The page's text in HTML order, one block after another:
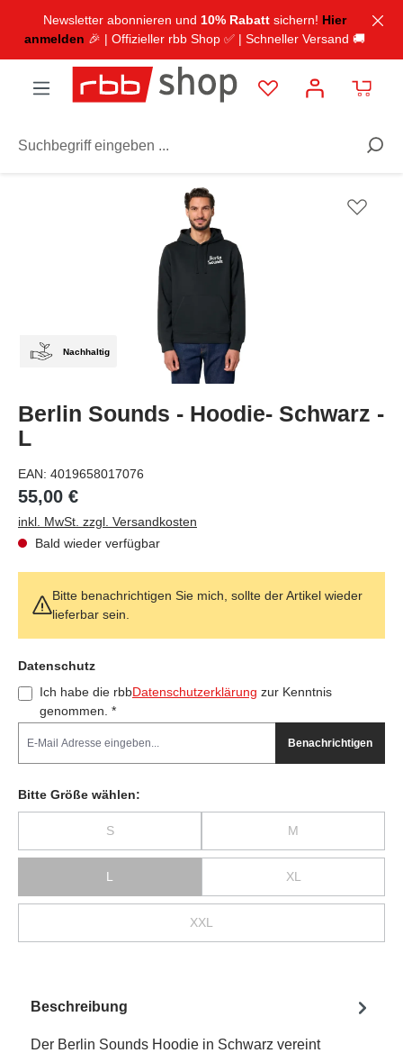
springen
Newsletter abonnieren und 10% Rabattsichern! Hier
anmelden 🎉 | Offizieller rbb Shop ✅ | Schneller Versand 🚚
TV & Radio rbb Fernsehen
Nachhaltig
Berlin Sounds - Hoodie- Schwarz -
L
EAN: 4019658017076
55,00 €
inkl. MwSt. zzgl. Versandkosten
Bald wieder verfügbar
Bitte benachrichtigen Sie mich, sollte der Artikel wieder
lieferbar sein.
Feld nicht ausfüllen(Spam Schutz)
Datenschutz
Ich habe die rbbDatenschutzerklärung zur Kenntnis
genommen. *
Benachrichtigen
Bitte Größe wählen:
S M
L XL
XXL
Beschreibung
Der Berlin Sounds Hoodie in Schwarz vereint